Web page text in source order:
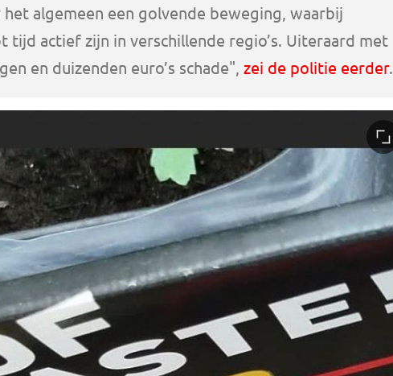
algemeen een golvende beweging, waarbij
tijd actief zijn in verschillende regio’s. Uiteraard met
en duizenden euro’s schade", zei de politie eerder.